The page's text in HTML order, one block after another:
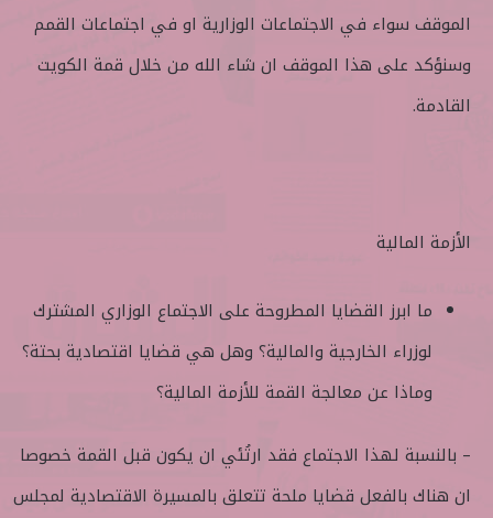
الموقف سواء في الاجتماعات الوزارية او في اجتماعات القمم
وسنؤكد على هذا الموقف ان شاء الله من خلال قمة الكويت
القادمة.
الأزمة المالية
ما ابرز القضايا المطروحة على الاجتماع الوزاري المشترك
لوزراء الخارجية والمالية؟ وهل هي قضايا اقتصادية بحتة؟
وماذا عن معالجة القمة للأزمة المالية؟
– بالنسبة لهذا الاجتماع فقد ارتُئي ان يكون قبل القمة خصوصا
ان هناك بالفعل قضايا ملحة تتعلق بالمسيرة الاقتصادية لمجلس